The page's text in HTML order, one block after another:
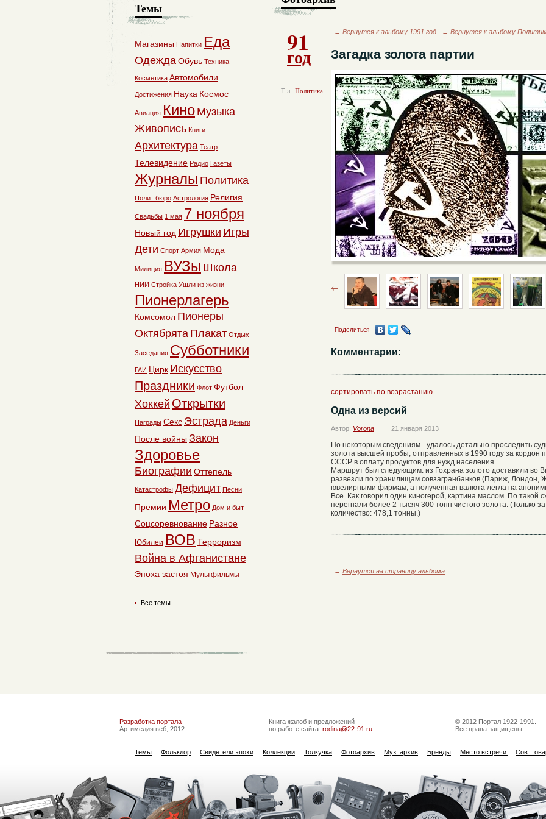
91
год
Тэг: Политика
← Вернутся к альбому 1991 год ← Вернутся к альбому
Загадка золота партии
Поделиться
Комментарии:
сортировать по возрастанию
Одна из версий
Автор: Vorona 21 января 2013
По некоторым сведениям - удалось детально проследить
золота высшей пробы, отправленных в 1990 году за
СССР в оплату продуктов для нужд населения.
Маршрут был следующим: из Гохрана золото доставили во
развезли по хранилищам совзагранбанков (Париж, Лондон,
ювелирными фирмам, а полученная валюта легла на
Все. Как говорил один киногерой, картина маслом. По
перегнали более 2 тысяч 300 тонн чистого золота. (Только
количество: 478,1 тонны.)
← Вернутся на страницу альбома
Темы
Магазины Напитки Еда
ОдеждаОбувь Техника
Косметика Автомобили
Достижения Наука Космос
Авиация Кино Музыка
Живопись Книги
Архитектура Театр
Телевидение Радио Газеты
Журналы Политика
Полит бюро Астрология Религия
Свадьбы 1 мая 7 ноября
Новый год Игрушки Игры
Дети Спорт Армия Мода
Милиция ВУЗы Школа
НИИ Стройка Ушли из жизни
Пионерлагерь
Комсомол Пионеры
Октябрята Плакат Отдых
Заседания Субботники
ГАИ Цирк Искусство
Праздники Флот Футбол
Хоккей Открытки
Награды Секс Эстрада Деньги
После войны Закон
Здоровье
Биографии Оттепель
Катастрофы Дефицит Песни
Премии Метро Дом и быт
Соцсоревнование Разное
Юбилеи ВОВ Терроризм
Война в Афганистане
Эпоха застоя Мультфильмы
Все темы
Разработка портала
Артимедия веб, 2012
Книга жалоб и предложений
по работе сайта: rodina@22-91.ru
© 2012 Портал 1922-1991.
Все права защищены.
Темы Фольклор Свидетели эпохи Коллекции Толкучка Фотоархив Муз. архив Бренды Место встречи Сов.